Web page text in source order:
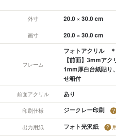
外寸 20.0 × 30.0 cm
画寸 20.0 × 30.0 cm
フレーム
フォトアクリル ＊
【前面】3mmア
1mm厚白台紙貼り
せ箱付
前面アクリル あり
印刷仕様 ジークレー印刷
出力用紙 フォト光沢紙